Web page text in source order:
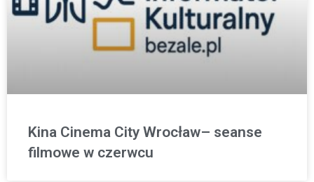
Kina Cinema City Wrocław– seanse
filmowe w czerwcu